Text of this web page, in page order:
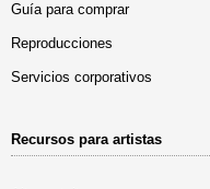
Guía para comprar
Reproducciones
Servicios corporativos
Recursos para artistas